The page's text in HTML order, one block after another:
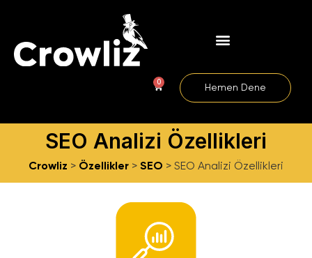
Hemen Dene
0
SEO Analizi Özellikleri
Crowliz > Özellikler > SEO > SEO Analizi Özellikleri